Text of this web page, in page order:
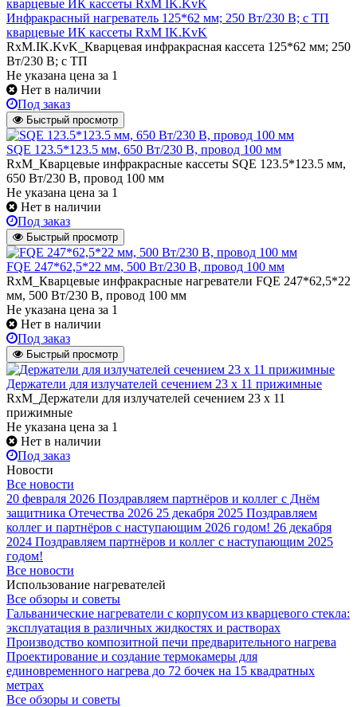
Инфракрасный нагреватель 125*62 мм; 250 Вт/230 В; с ТП
кварцевые ИК кассеты RxM IK.KvK
RxM.IK.KvK_Кварцевая инфракрасная кассета 125*62 мм; 250
Вт/230 В; с ТП
Не указана цена за 1
Нет в наличии
Под заказ
Быстрый просмотр
SQE 123.5*123.5 мм, 650 Вт/230 В, провод 100 мм
RxM_Кварцевые инфракрасные кассеты SQE 123.5*123.5 мм,
650 Вт/230 В, провод 100 мм
Не указана цена за 1
Нет в наличии
Под заказ
Быстрый просмотр
FQE 247*62,5*22 мм, 500 Вт/230 В, провод 100 мм
RxM_Кварцевые инфракрасные нагреватели FQE 247*62,5*22
мм, 500 Вт/230 В, провод 100 мм
Не указана цена за 1
Нет в наличии
Под заказ
Быстрый просмотр
Держатели для излучателей сечением 23 х 11 прижимные
RxM_Держатели для излучателей сечением 23 х 11
прижимные
Не указана цена за 1
Нет в наличии
Под заказ
Новости
Все новости
20 февраля 2026 Поздравляем партнёров и коллег с Днём
защитника Отечества 2026 25 декабря 2025 Поздравляем
коллег и партнёров с наступающим 2026 годом! 26 декабря
2024 Поздравляем партнёров и коллег с наступающим 2025
годом!
Все новости
Использование нагревателей
Все обзоры и советы
Гальванические нагреватели с корпусом из кварцевого стекла:
эксплуатация в различных жидкостях и растворах
Производство композитной печи предварительного нагрева
Проектирование и создание термокамеры для
единовременного нагрева до 72 бочек на 15 квадратных
метрах
Все обзоры и советы